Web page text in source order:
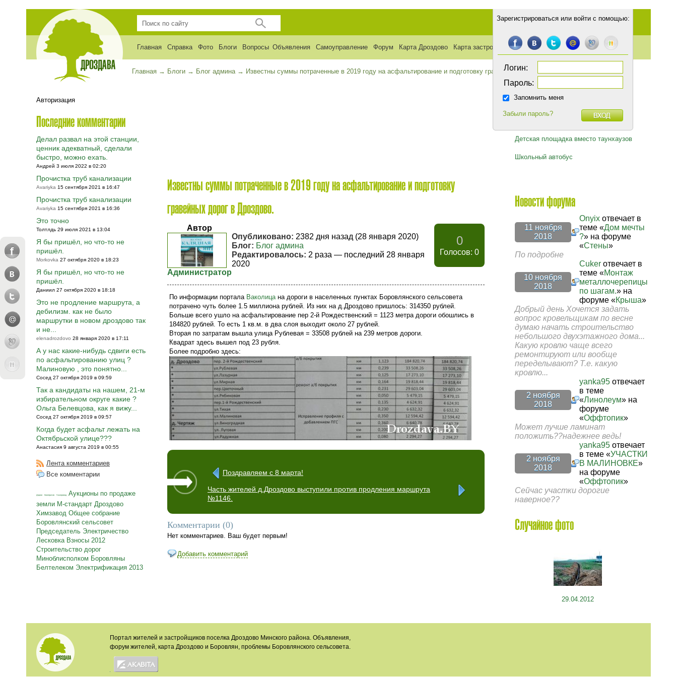
Главная Справка Фото Блоги Вопросы Объявления Самоуправление Форум Карта Дроздово Карта застройки Транспорт Статьи
Авторизация
Зарегистрироватьсяили войти с помощью:
Логин:
Пароль:
Запомнить меня
Забыли пароль?
Главная → Блоги → Блог админа→ Известны суммы потраченные в 2019 году на асфальтирование и подготовку гравейных дорог в Дроздово.
Последние комментарии
Делал развал на этой станции,
ценник адекватный, сделали
быстро, можно ехать.
Андрей 3 июля 2022 в 02:20
Прочистка труб канализации
Avariyka 15 сентября 2021 в 16:47
Прочистка труб канализации
Avariyka 15 сентября 2021 в 16:36
Это точно
Толтлдь 29 июля 2021 в 13:04
Я бы пришёл, но что-то не
пришёл.
Morkovka 27 октября 2020 в 18:23
Я бы пришёл, но что-то не
пришёл.
Даниил 27 октября 2020 в 18:18
Это не продление маршрута, а
дебилизм. как не было
маршрутки в новом дроздово так
и не...
elenadrozdovo 28 января 2020 в 17:11
А у нас какие-нибудь сдвиги есть
по асфальтированию улиц ?
Малиновую , это понятно...
Сосед 27 октября 2019 в 09:59
Так а кандидаты на нашем, 21-м
избирательном округе какие ?
Ольга Белевцова, как я вижу...
Сосед 27 октября 2019 в 09:57
Когда будет асфальт лежать на
Октябрьской улице???
Анастасия 9 августа 2019 в 00:55
Лента комментариев
Все комментарии
Дороги Кооператив Газопровод
Аукционы по продаже
земли М-стандарт Дроздово
Химзавод Общее собрание
Боровлянский сельсовет
Председатель Электричество
Лесковка Взносы 2012
Строительство дорог
Миноблисполком Боровляны
Белтелеком Электрификация 2013
Известны суммы потраченные в 2019 году на асфальтирование и подготовку
гравейных дорог в Дроздово.
Автор
Администратор
Опубликовано: 2382 дня назад (28 января 2020)
Блог: Блог админа
Редактировалось: 2 раза — последний 28 января
2020
0
Голосов: 0
По информации портала Ваколицана дороги в населенных пунктах Боровлянского сельсовета
потрачено чуть более 1.5 миллиона рублей. Из них на д.Дроздово пришлось: 314350 рублей.
Больше всего ушло на асфальтирование пер 2-й Рождественский = 1123 метра дороги обошлись в
184820 рублей. То есть 1 кв.м. в два слоя выходит около 27 рублей.
Вторая по затратам вышла улица Рублевая = 33508 рублей на 239 метров дороги.
Квадрат здесь вышел под 23 рубля.
Более подробно здесь:
Поздравляем с 8 марта!
Часть жителей д.Дроздово выступили против продления маршрута
№1146.
Комментарии (0)
Нет комментариев. Ваш будет первым!
Добавить комментарий
Детская площадка вместо таунхаузов
Школьный автобус
Новости форума
11 ноября
2018
Onyix отвечает в
теме «Дом мечты
?» на форуме
«Стены»
По подробне
10 ноября
2018
Cuker отвечает в
теме «Монтаж
металлочерепицы
по шагам.» на
форуме «Крыша»
Добрый день Хочется задать
вопрос кровельщикам по весне
думаю начать строительство
небольшого двухэтажного дома...
Какую кровлю чаще всего
ремонтируют или вообще
переделывают? Т.е. какую
кровлю...
2 ноября
2018
yanka95 отвечает
в теме
«Линолеум» на
форуме
«Оффтопик»
Может лучше ламинат
положить??надежнее ведь!
2 ноября
2018
yanka95 отвечает
в теме «УЧАСТКИ
В МАЛИНОВКЕ»
на форуме
«Оффтопик»
Сейчас участки дорогие
наверное??
Случайное фото
29.04.2012
Портал жителей и застройщиков поселка Дроздово Минского района. Объявления,
форум жителей, карта Дроздово и Боровлян, проблемы Боровлянского сельсовета.